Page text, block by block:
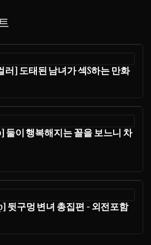
] 도태된 남녀가 섹S하는 만화
둘이 행복해지는 꼴을 보느니 차
뒷구멍 변녀 총집편 - 외전포함